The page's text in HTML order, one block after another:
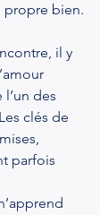
propre bien.
il y
des
clés de
parfois